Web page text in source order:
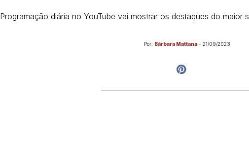
Programação diária no YouTube vai mostrar os destaques do maior
Por: Bárbara Mattana - 21/09/2023